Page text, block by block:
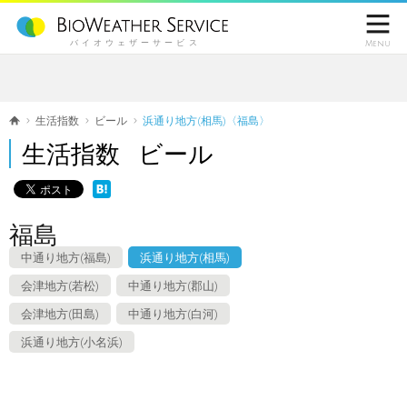
バイオウェザーサービス

Menu
生活指数 ビール 浜通り地方(相馬)〈福島〉
生活指数 ビール
福島
中通り地方(福島) 浜通り地方(相馬)
会津地方(若松) 中通り地方(郡山)
会津地方(田島) 中通り地方(白河)
浜通り地方(小名浜)